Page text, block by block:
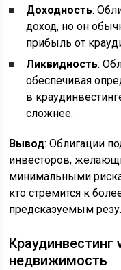
Доходность:
доход, но он
прибыль от
Ликвидность:
обеспечивая
в
сложнее.
Вывод: Облигации
инвесторов,
минимальными
кто стремится к
предсказуемым
Краудинвестинг
недвижимость